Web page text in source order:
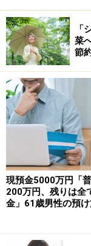
年金以外の収入
20万円（年額）
ひと月の支出：18
「現役時
かった」
現在、およそ預
有しているという
「
菜
節
現預金5000万円「
200万円、残りは全
金」61歳男性の預